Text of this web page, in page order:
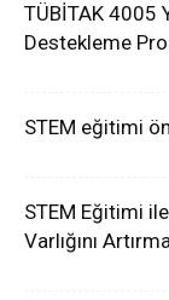
TÜBİTAK 4005
Destekleme
STEM eğitimi
STEM Eğitimi
Varlığını